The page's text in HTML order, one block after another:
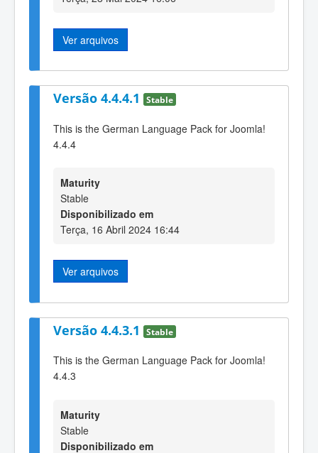
Ver arquivos
Versão 4.4.4.1 Stable
This is the German Language Pack for Joomla!
4.4.4
Maturity
Stable
Disponibilizado em
Terça, 16 Abril 2024 16:44
Ver arquivos
Versão 4.4.3.1 Stable
This is the German Language Pack for Joomla!
4.4.3
Maturity
Stable
Disponibilizado em